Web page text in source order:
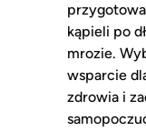
kąpieli po
mrozie.
wsparcie
zdrowia i